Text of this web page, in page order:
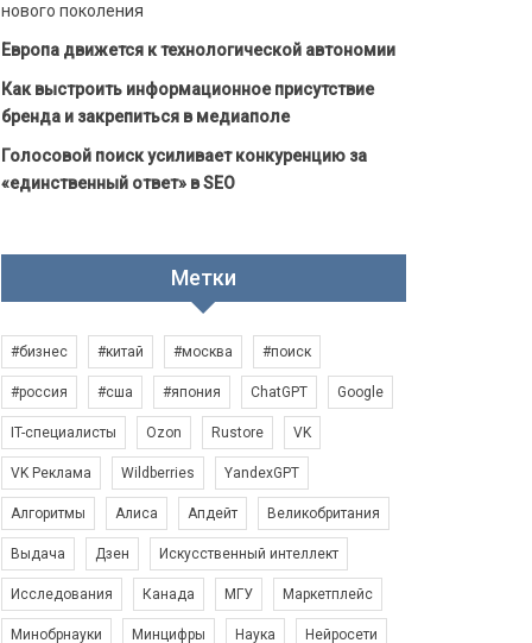
нового поколения
Европа движется к технологической автономии
Как выстроить информационное присутствие
бренда и закрепиться в медиаполе
Голосовой поиск усиливает конкуренцию за
«единственный ответ» в SEO
Метки
#бизнес #китай #москва #поиск
#россия #сша #япония ChatGPT Google
IT-специалисты Ozon Rustore VK
VK Реклама Wildberries YandexGPT
Алгоритмы Алиса Апдейт Великобритания
Выдача Дзен Искусственный интеллект
Исследования Канада МГУ Маркетплейс
Минобрнауки Минцифры Наука Нейросети